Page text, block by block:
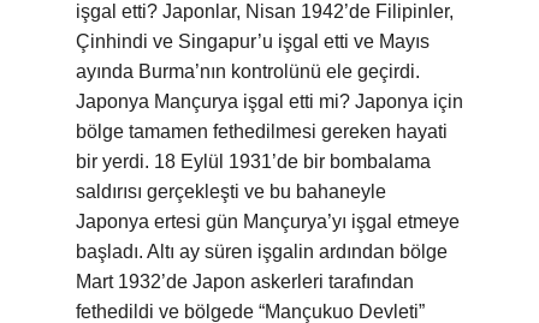
işgal etti? Japonlar, Nisan 1942’de Filipinler,
Çinhindi ve Singapur’u işgal etti ve Mayıs
ayında Burma’nın kontrolünü ele geçirdi.
Japonya Mançurya işgal etti mi? Japonya için
bölge tamamen fethedilmesi gereken hayati
bir yerdi. 18 Eylül 1931’de bir bombalama
saldırısı gerçekleşti ve bu bahaneyle
Japonya ertesi gün Mançurya’yı işgal etmeye
başladı. Altı ay süren işgalin ardından bölge
Mart 1932’de Japon askerleri tarafından
fethedildi ve bölgede “Mançukuo Devleti”